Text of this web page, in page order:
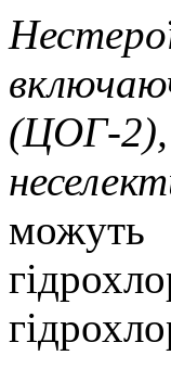
(ЦОГ-
можуть